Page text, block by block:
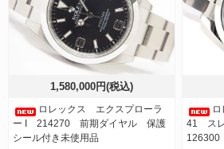
1,580,000円(税込)
ロレックス エクスプローラ
ー I 214270 前期ダイヤル 保護
シール付き未使用品
41 ス